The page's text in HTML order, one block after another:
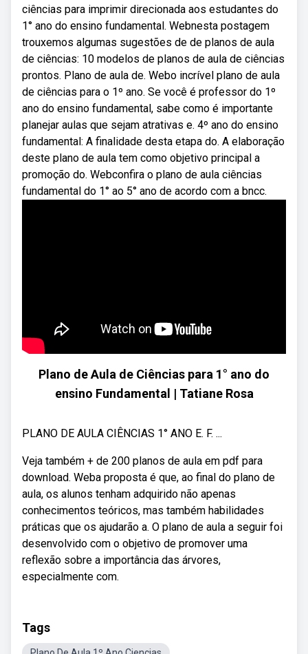
ciências para imprimir direcionada aos estudantes do
1° ano do ensino fundamental. Webnesta postagem
trouxemos algumas sugestões de de planos de aula
de ciências: 10 modelos de planos de aula de ciências
prontos. Plano de aula de. Webo incrível plano de aula
de ciências para o 1º ano. Se você é professor do 1º
ano do ensino fundamental, sabe como é importante
planejar aulas que sejam atrativas e. 4º ano do ensino
fundamental: A finalidade desta etapa do. A elaboração
deste plano de aula tem como objetivo principal a
promoção do. Webconfira o plano de aula ciências
fundamental do 1° ao 5° ano de acordo com a bncc.
Plano de Aula de Ciências para 1° ano do
ensino Fundamental | Tatiane Rosa
PLANO DE AULA CIÊNCIAS 1° ANO E. F. ...
Veja também + de 200 planos de aula em pdf para
download. Weba proposta é que, ao final do plano de
aula, os alunos tenham adquirido não apenas
conhecimentos teóricos, mas também habilidades
práticas que os ajudarão a. O plano de aula a seguir foi
desenvolvido com o objetivo de promover uma
reflexão sobre a importância das árvores,
especialmente com.
Tags